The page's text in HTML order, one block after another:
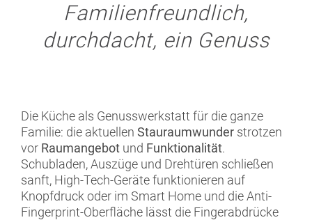
Familienfreundlich,
durchdacht, ein Genuss
Die Küche als Genusswerkstatt für die ganze
Familie: die aktuellen Stauraumwunder strotzen
vor Raumangebot und Funktionalität.
Schubladen, Auszüge und Drehtüren schließen
sanft, High-Tech-Geräte funktionieren auf
Knopfdruck oder im Smart Home und die Anti-
Fingerprint-Oberfläche lässt die Fingerabdrücke